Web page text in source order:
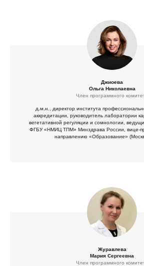
Джиоева
Ольга Николаевна
Член программного
д.м.н., директор института
аккредитации, руководитель лаборатории
вегетативной регуляции и сомнологии,
ФГБУ «НМИЦ ТПМ» Минздрава России, вице-
направлению «Образование»
Журавлева
Мария Сергеевна
Член программного